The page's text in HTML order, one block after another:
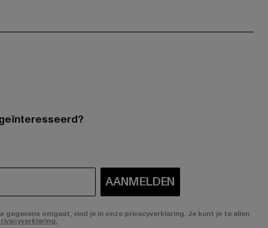
AANMELDEN
omgaat, vind je in onze privacyverklaring. Je kunt je te allen